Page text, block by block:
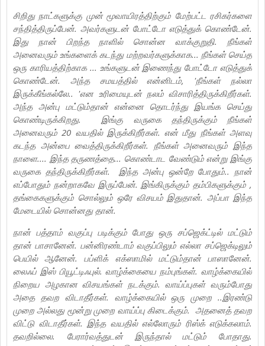
சிறிது நாட்களுக்கு முன் மூவாயிரத்திற்கும் மேற்பட்ட ரசிகர்களை
சந்தித்திருப்பேன். அவர்களுடன் போட்டோ எடுத்துக் கொண்டேன்.
இது நான் பிறந்த நாளில் சொன்ன வாக்குறுதி. நீங்கள்
அனைவரும் உங்களைக் கடந்து மற்றவர்களுக்காக... நீங்கள் செய்த
ஒரு காரியத்திற்காக ... உங்களுடன் இணைந்து போட்டோ எடுத்துக்
கொண்டேன். அந்த சமயத்தில் என்னிடம், 'நீங்கள் நல்லா
இருக்கீங்கல்லே.. 'என உரிமையுடன் நலம் விசாரித்திருக்கிறீர்கள்.
அந்த அன்பு மட்டும்தான் என்னை தொடர்ந்து இயங்க செய்து
கொண்டிருக்கிறது. இங்கு வருகை தந்திருக்கும் நீங்கள்
அனைவரும் 20 வயதில் இருக்கிறீர்கள். என் மீது நீங்கள் அளவு
கடந்த அன்பை வைத்திருக்கிறீர்கள். நீங்கள் அனைவரும் இந்த
நாளை.... இந்த தருணத்தை... கொண்டாட வேண்டும் என்று இங்கு
வருகை தந்திருக்கிறீர்கள். இந்த அன்பு ஒன்றே போதும்.. நான்
எப்போதும் நன்றாகவே இருப்பேன். இங்கிருக்கும் தம்பிகளுக்கும் ,
தங்கைகளுக்கும் சொல்லும் ஒரே விசயம் இதுதான். அப்பா இந்த
மேடையில் சொன்னது தான்.
நான் பத்தாம் வகுப்பு படிக்கும் போது ஒரு சப்ஜெக்ட்டில் மட்டும்
தான் பாசானேன். பன்னிரண்டாம் வகுப்பிலும் எல்லா சப்ஜெக்டிலும்
பெயில் ஆனேன். பப்ளிக் எக்ஸாமில் மட்டும்தான் பாஸானேன்.
லைஃப் இஸ் பியூட்டிஃபுல். வாழ்க்கையை நம்புங்கள். வாழ்க்கையில்
நிறைய அழகான விசயங்கள் நடக்கும். வாய்ப்புகள் வரும்போது
அதை தவற விடாதீர்கள். வாழ்க்கையில் ஒரு முறை ..இரண்டு
முறை அல்லது மூன்று முறை வாய்ப்பு கிடைக்கும். அதனைத் தவற
விட்டு விடாதீர்கள். இந்த வயதில் எல்லோரும் ரிஸ்க் எடுக்கலாம்.‌
தவறில்லை. பேரார்வத்துடன் இருந்தால் மட்டும் போதாது.